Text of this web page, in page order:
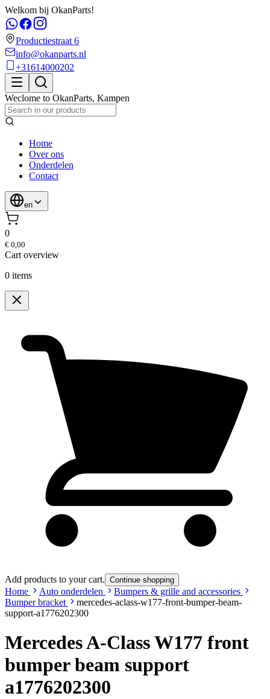
Welkom bij OkanParts!
Productiestraat 6
info@okanparts.nl
+31614000202
Weclome to OkanParts, Kampen
Home
Over ons
Onderdelen
Contact
en
0
€ 0,00
Cart overview
0 items
Add products to your cart. Continue shopping
Home Auto onderdelen
Bumpers & grille and accessories
Bumper bracket
mercedes-aclass-w177-front-bumper-beam-
support-a1776202300
Mercedes A-Class W177 front
bumper beam support
a1776202300